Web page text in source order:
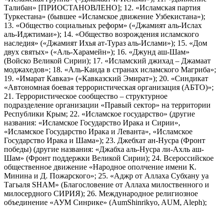
Талибан» [ПРИОСТАНОВЛЕНО]; 12. «Исламская партия
Туркестана» (бывшее «Исламское движение Узбекистана»);
13. «Общество социальных реформ» («Джамият аль-Ислах
аль-Иджтимаи»); 14. «Общество возрождения исламского
наследия» («Джамият Ихья ат-Тураз аль-Ислами»); 15. «Дом
двух святых» («Аль-Харамейн»); 16. «Джунд аш-Шам»
(Войско Великой Сирии); 17. «Исламский джихад – Джамаат
моджахедов»; 18. «Аль-Каида в странах исламского Магриба»;
19. «Имарат Кавказ» («Кавказский Эмират»); 20. «Синдикат
«Автономная боевая террористическая организация (АБТО)»;
21. Террористическое сообщество – структурное
подразделение организации «Правый сектор» на территории
Республики Крым; 22. «Исламское государство» (другие
названия: «Исламское Государство Ирака и Сирии»,
«Исламское Государство Ирака и Леванта», «Исламское
Государство Ирака и Шама»); 23. Джебхат ан-Нусра (Фронт
победы) (другие названия: «Джабха аль-Нусра ли-Ахль аш-
Шам» (Фронт поддержки Великой Сирии); 24. Всероссийское
общественное движение «Народное ополчение имени К.
Минина и Д. Пожарского»; 25. «Аджр от Аллаха Субхану уа
Тагьаля SHAM» (Благословение от Аллаха милоственного и
милосердного СИРИЯ); 26. Международное религиозное
объединение «АУМ Синрике» (AumShinrikyo, AUM, Aleph);